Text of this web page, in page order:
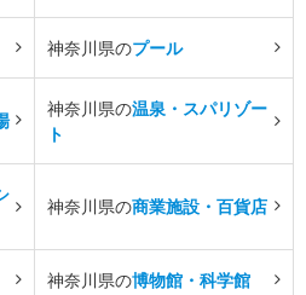
神奈川県のプール
神奈川県の温泉・スパリゾー
ト
神奈川県の商業施設・百貨店
神奈川県の博物館・科学館